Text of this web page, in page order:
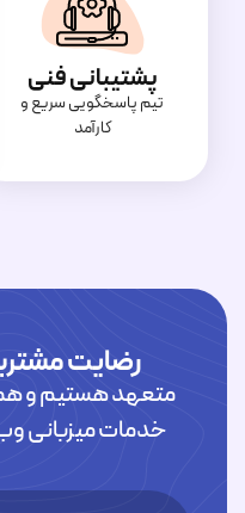
پشتیبانی فنی
تیم پاسخگویی سریع و
کارآمد
رضایت
متعهد هستیم و
خدمات میزبانی